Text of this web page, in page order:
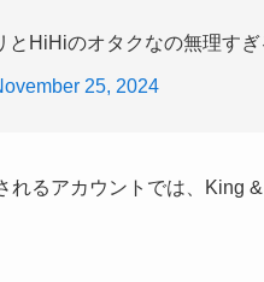
とHiHiのオタクなの無理すぎ
25, 2024
れるアカウントでは、King